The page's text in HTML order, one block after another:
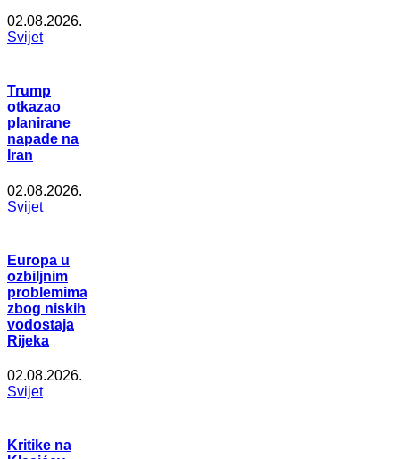
02.08.2026.
Svijet
Trump
otkazao
planirane
napade na
Iran
02.08.2026.
Svijet
Europa u
ozbiljnim
problemima
zbog niskih
vodostaja
Rijeka
02.08.2026.
Svijet
Kritike na